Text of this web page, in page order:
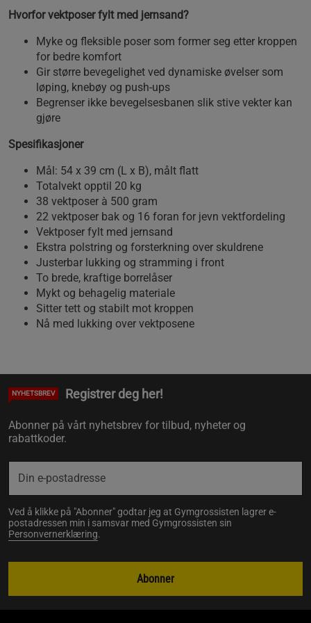
Hvorfor vektposer fylt med jernsand?
Myke og fleksible poser som former seg etter kroppen
for bedre komfort
Gir større bevegelighet ved dynamiske øvelser som
løping, knebøy og push-ups
Begrenser ikke bevegelsesbanen slik stive vekter kan
gjøre
Spesifikasjoner
Mål: 54 x 39 cm (L x B), målt flatt
Totalvekt opptil 20 kg
38 vektposer à 500 gram
22 vektposer bak og 16 foran for jevn vektfordeling
Vektposer fylt med jernsand
Ekstra polstring og forsterkning over skuldrene
Justerbar lukking og stramming i front
To brede, kraftige borrelåser
Mykt og behagelig materiale
Sitter tett og stabilt mot kroppen
Nå med lukking over vektposene
NYHETSBREV Registrer deg her!
Abonner på vårt nyhetsbrev for tilbud, nyheter og
rabattkoder.
Ved å klikke på "Abonner" godtar jeg at Gymgrossisten lagrer e-
postadressen min i samsvar med Gymgrossisten sin
Personvernerklæring.
Abonner